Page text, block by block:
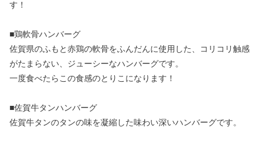
す！
■鶏軟骨ハンバーグ
佐賀県のふもと赤鶏の軟骨をふんだんに使用した、コリコリ触感
がたまらない、ジューシーなハンバーグです。
一度食べたらこの食感のとりこになります！
■佐賀牛タンハンバーグ
佐賀牛タンのタンの味を凝縮した味わい深いハンバーグです。